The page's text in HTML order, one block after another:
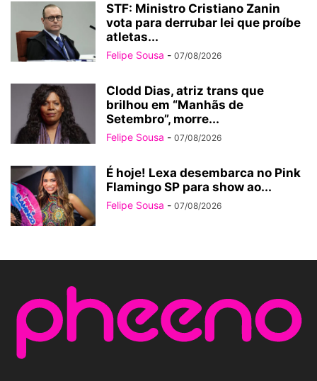
STF: Ministro Cristiano Zanin
vota para derrubar lei que proíbe
atletas...
Felipe Sousa - 07/08/2026
Clodd Dias, atriz trans que
brilhou em “Manhãs de
Setembro”, morre...
Felipe Sousa - 07/08/2026
É hoje! Lexa desembarca no Pink
Flamingo SP para show ao...
Felipe Sousa - 07/08/2026